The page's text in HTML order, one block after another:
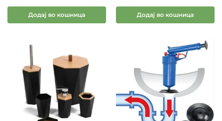
додатоци, корпи, организери и стапки , и создајте
простор кој е функционален, модерен и
Додај во кошница Додај во кошница